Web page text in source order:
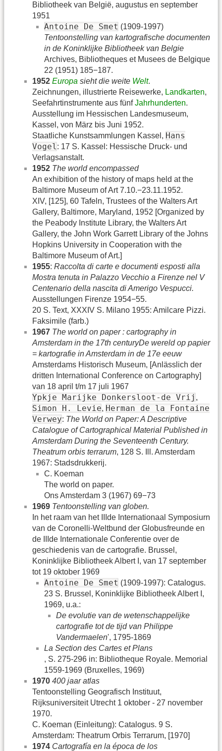
Bibliotheek van België, augustus en september
1951
Antoine De Smet (1909-1997)
Tentoonstelling van kartografische documenten
in de Koninklijke Bibliotheek van Belgie
Archives, Bibliotheques et Musees de Belgique
22 (1951) 185−187.
1952 Europa sieht die weite Welt.
Zeichnungen, illustrierte Reisewerke, Landkarten,
Seefahrtinstrumente aus fünfJahrhunderten.
Ausstellung im Hessischen Landesmuseum,
Kassel, von März bis Juni 1952.
Staatliche Kunstsammlungen Kassel, Hans
Vogel: 17 S. Kassel: Hessische Druck- und
Verlagsanstalt.
1952 The world encompassed
An exhibition of the history of maps held at the
Baltimore Museum of Art 7.10.−23.11.1952.
XIV, [125], 60 Tafeln, Trustees of the Walters Art
Gallery, Baltimore, Maryland, 1952 [Organized by
the Peabody Institute Library, the Walters Art
Gallery, the John Work Garrett Library of the Johns
Hopkins University in Cooperation with the
Baltimore Museum of Art.]
1955: Raccolta di carte e documenti esposti alla
Mostra tenuta in Palazzo Vecchio a Firenze nel V
Centenario della nascita di Amerigo Vespucci.
Ausstellungen Firenze 1954−55.
20 S. Text, XXXIV S. Milano 1955: Amilcare Pizzi.
Faksimile (farb.)
1967 The world on paper : cartography in
Amsterdam in the 17th centuryDe wereld op papier
= kartografie in Amsterdam in de 17e eeuw
Amsterdams Historisch Museum, [Anlässlich der
dritten International Conference on Cartography]
van 18 april t/m 17 juli 1967
Ypkje Marijke Donkersloot-de Vrij ,
Simon H. Levie, Herman de la Fontaine
Verwey: The World on Paper: A Descriptive
Catalogue of Cartographical Material Published in
Amsterdam During the Seventeenth Century.
Theatrum orbis terrarum, 128 S. Ill. Amsterdam
1967: Stadsdrukkerij.
C. Koeman
The world on paper.
Ons Amsterdam 3 (1967) 69−73
1969 Tentoonstelling van globen.
In het raam van het IIIde Internationaal Symposiurn
van de Coronelli-Weltbund der Globusfreunde en
de IIIde Internationale Conferentie over de
geschiedenis van de cartografie. Brussel,
Koninklijke Bibliotheek Albert I, van 17 september
tot 19 oktober 1969
Antoine De Smet (1909-1997): Catalogus.
23 S. Brussel, Koninklijke Bibliotheek Albert I,
1969, u.a.:
De evolutie van de wetenschappelijke
cartografie tot de tijd van Philippe
Vandermaelen', 1795-1869
La Section des Cartes et Plans
, S. 275-296 in: Bibliotheque Royale. Memorial
1559-1969 (Bruxelles, 1969)
1970 400 jaar atlas
Tentoonstelling Geografisch Instituut,
Rijksuniversiteit Utrecht 1 oktober - 27 november
1970.
C. Koeman (Einleitung): Catalogus. 9 S.
Amsterdam: Theatrum Orbis Terrarum, [1970]
1974 Cartografía en la época de los